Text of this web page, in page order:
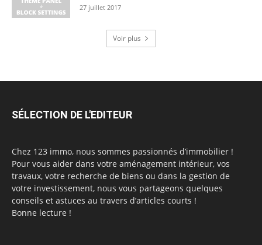
27 juillet 2017
Voir plus
SÉLECTION DE L'EDITEUR
Chez 123 immo, nous sommes passionnés d’immobilier !
Pour vous aider dans votre aménagement intérieur, vos
travaux, votre recherche de biens ou dans la gestion de
votre investissement, nous vous partageons quelques
conseils et astuces au travers d’articles courts !
Bonne lecture !